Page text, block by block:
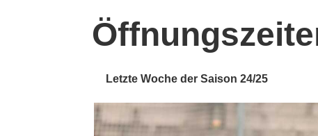
Letzte Woche der Saison 24/25